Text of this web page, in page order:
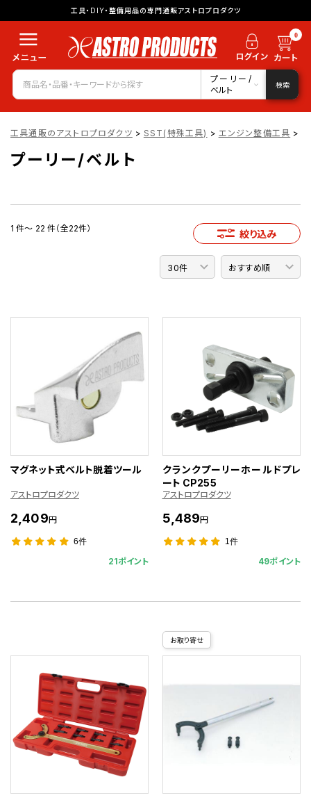
工具・DIY・整備用品の専門通販アストロプロダクツ
0
プーリー/
ベルト
検索
工具通販のアストロプロダクツ > SST(特殊工具) > エンジン整備工具 >
プーリー/ベルト
1 件～ 22 件（全22件） 絞り込み
マグネット式ベルト脱着ツール
アストロプロダクツ
2,409円
6件
21ポイント
クランクプーリーホールドプレ
ート CP255
アストロプロダクツ
5,489円
1件
49ポイント
お取り寄せ